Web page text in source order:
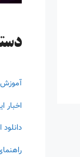
اخبار
دانلود